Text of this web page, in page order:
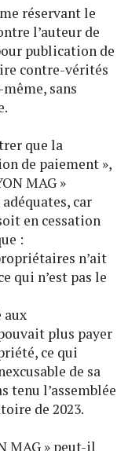
réservant le
l’auteur de
publication de
contre-vérités
sans
que la
de paiement »,
MAG »
car
en cessation
:
n’ait
qui n’est pas le
aux
plus payer
ce qui
de sa
tenu l’assemblée
de 2023.
MAG » peut-il